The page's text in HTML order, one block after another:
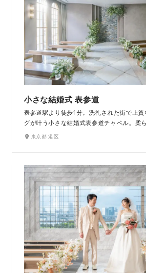
小さな結婚式 表参道
表参道駅より徒歩1分。洗礼された街で上
グが叶う小さな結婚式表参道チャペル。柔
込み、落ち着いた雰囲気のナチュラルなチ
えるシンプルながらもあたたかい空間は、
ストを招いてのセレモニーにもぴったりで
東京都 港区